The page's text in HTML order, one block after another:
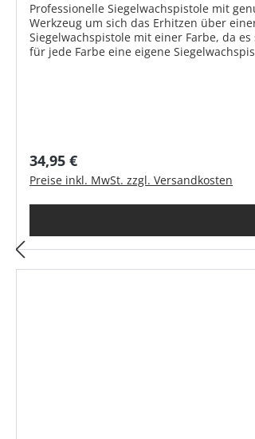
Professionelle Siegelwachspistole mit
Werkzeug um sich das Erhitzen über
Siegelwachspistole mit einer Farbe, da
für jede Farbe eine eigene Siegelwachspistole. Profi-Dosierpistole für Siegelwachssticks Ø 11 mm (nicht im Lieferumfang enthalten) Extra großer Abzughebel für
Regulärer Preis:
34,95 €
Preise inkl. MwSt. zzgl. Versandkosten